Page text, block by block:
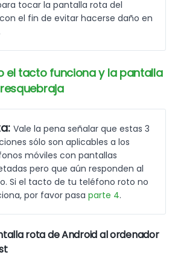
tocar la pantalla rota del
el fin de evitar hacerse daño en
el tacto funciona y la pantalla
Vale la pena señalar que estas 3
sólo son aplicables a los
móviles con pantallas
pero que aún responden al
Si el tacto de tu teléfono roto no
por favor pasa parte 4.
rota de Android al ordenador